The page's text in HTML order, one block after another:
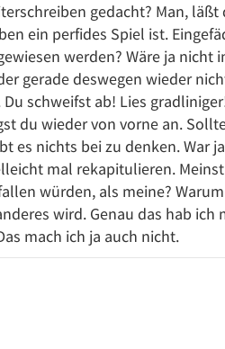
gedacht? Man,
ein perfides Spiel ist.
werden? Wäre ja nicht
gerade deswegen wieder
schweifst ab! Lies
du wieder von vorne an.
es nichts bei zu denken. War
mal rekapitulieren.
würden, als meine?
wird. Genau das hab
mach ich ja auch nicht.